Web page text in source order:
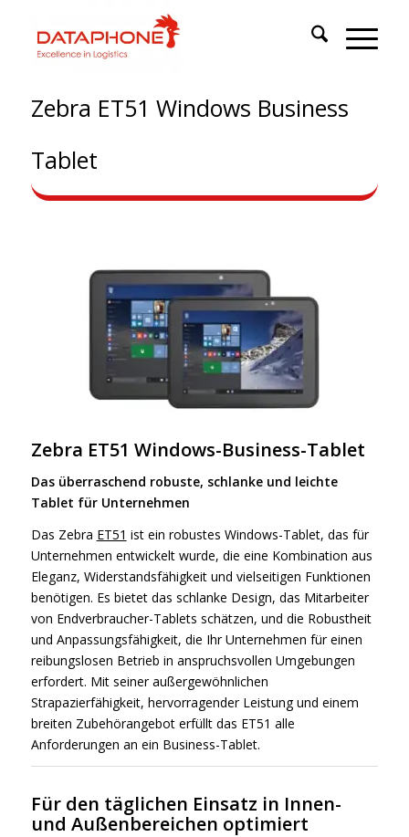
Zebra ET51 Windows Business
Tablet
Zebra ET51 Windows-Business-Tablet
Das überraschend robuste, schlanke und leichte
Tablet für Unternehmen
Das Zebra ET51 ist ein robustes Windows-Tablet, das für
Unternehmen entwickelt wurde, die eine Kombination aus
Eleganz, Widerstandsfähigkeit und vielseitigen Funktionen
benötigen. Es bietet das schlanke Design, das Mitarbeiter
von Endverbraucher-Tablets schätzen, und die Robustheit
und Anpassungsfähigkeit, die Ihr Unternehmen für einen
reibungslosen Betrieb in anspruchsvollen Umgebungen
erfordert. Mit seiner außergewöhnlichen
Strapazierfähigkeit, hervorragender Leistung und einem
breiten Zubehörangebot erfüllt das ET51 alle
Anforderungen an ein Business-Tablet.
Für den täglichen Einsatz in Innen-
und Außenbereichen optimiert